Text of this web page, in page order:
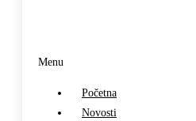
Menu
Početna
Novosti